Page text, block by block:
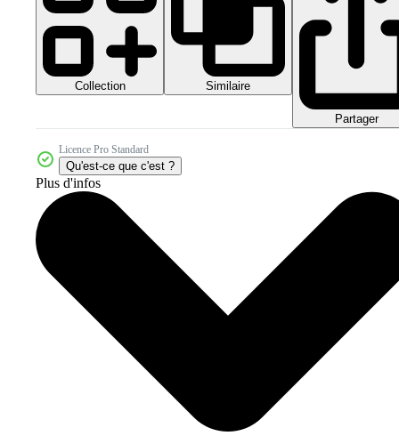
Collection Similaire
Partager
Licence Pro Standard
Qu'est-ce que c'est ?
Plus d'infos